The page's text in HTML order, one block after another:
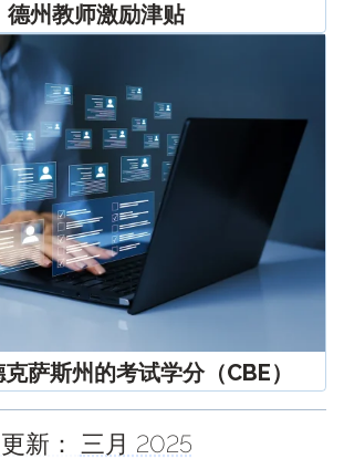
德州教师激励津贴
萨斯州的考试学分（CBE）
更新： 三月 2025